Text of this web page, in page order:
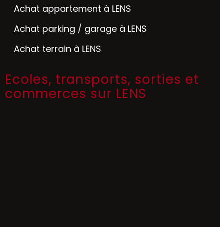
Achat appartement à LENS
Achat parking / garage à LENS
Achat terrain à LENS
Ecoles, transports, sorties et
commerces sur LENS